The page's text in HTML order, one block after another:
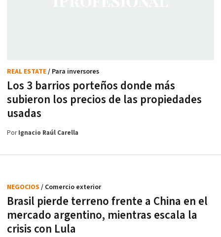
Los 3 barrios porteños donde más
subieron los precios de las propiedades
usadas
REAL ESTATE/ Para inversores
PorIgnacio Raúl Carella
Brasil pierde terreno frente a China en el
mercado argentino, mientras escala la
crisis con Lula
NEGOCIOS / Comercio exterior